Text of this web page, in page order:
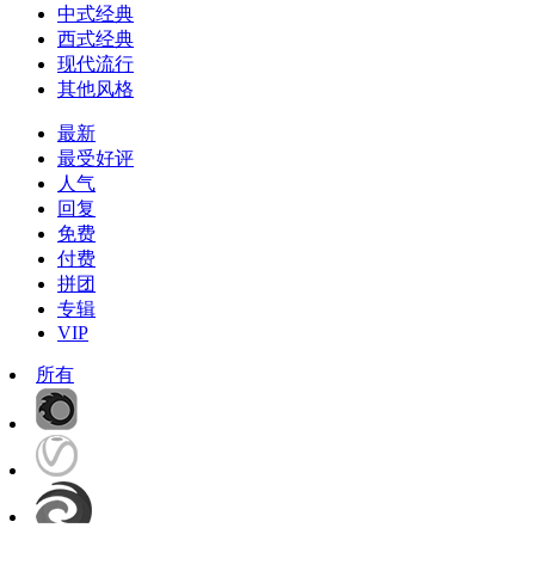
中式经典
西式经典
现代流行
其他风格
最新
最受好评
人气
回复
免费
付费
拼团
专辑
VIP
所有